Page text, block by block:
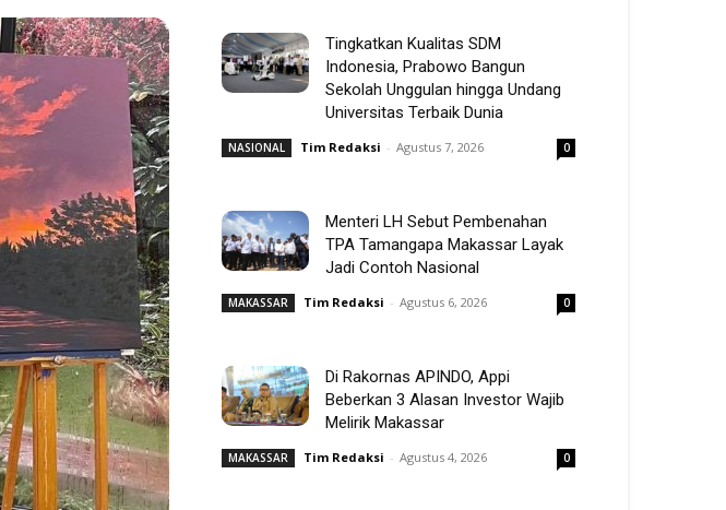
Tingkatkan Kualitas SDM
Indonesia, Prabowo Bangun
Sekolah Unggulan hingga Undang
Universitas Terbaik Dunia
NASIONAL Tim Redaksi - Agustus 7, 2026 0
Menteri LH Sebut Pembenahan
TPA Tamangapa Makassar Layak
Jadi Contoh Nasional
MAKASSAR Tim Redaksi - Agustus 6, 2026 0
Di Rakornas APINDO, Appi
Beberkan 3 Alasan Investor Wajib
Melirik Makassar
MAKASSAR Tim Redaksi - Agustus 4, 2026 0